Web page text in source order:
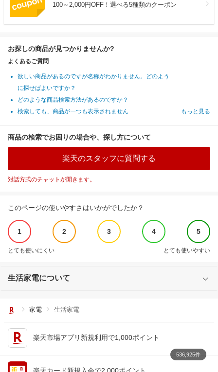
100～2,000円OFF！選べる5種類のクーポン
お探しの商品が見つかりませんか?
よくあるご質問
欲しい商品があるのですが名称がわかりません。どのよう
に探せばよいですか？
どのような商品検索方法があるのですか？
検索しても、商品が一つも表示されません
もっと見る
商品の検索でお困りの場合や、探し方について
楽天のスタッフに質問する
対話方式のチャットが開きます。
このページの使いやすさはいかがでしたか？
1 2 3 4 5
とても使いにくい とても使いやすい
生活家電について
家電 生活家電
楽天市場アプリ新規利用で1,000ポイント
536,925件